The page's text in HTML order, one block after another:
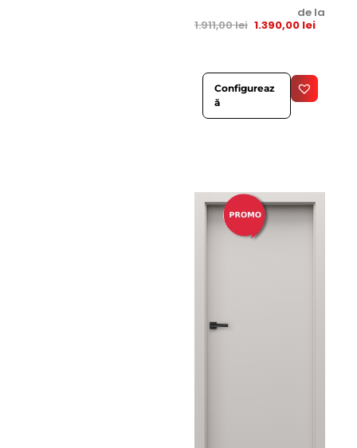
de la
1.911,00lei 1.390,00 lei
Configureaz
ă